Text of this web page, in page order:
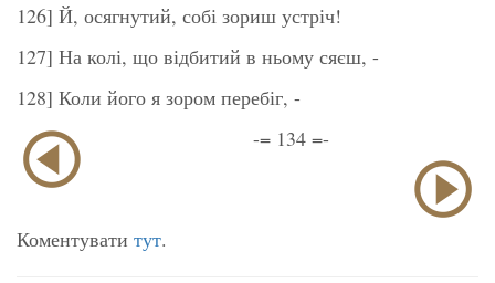
126] Й, осягнутий, собі зориш устріч!
127] На колі, що відбитий в ньому сяєш, -
128] Коли його я зором перебіг, -
-= 134 =-
Коментувати тут.